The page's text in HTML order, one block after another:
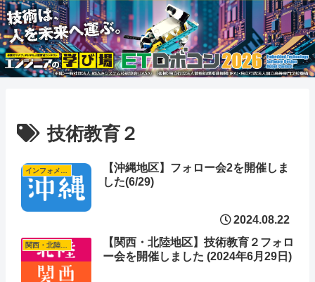
技術教育２
インフォメーション
【沖縄地区】フォロー会2を開催しま
した(6/29)
2024.08.22
【関西・北陸地区】技術教育２フォロ
ー会を開催しました (2024年6月29日)